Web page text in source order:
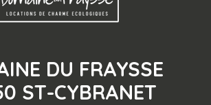
DU FRAYSSE
ST-CYBRANET